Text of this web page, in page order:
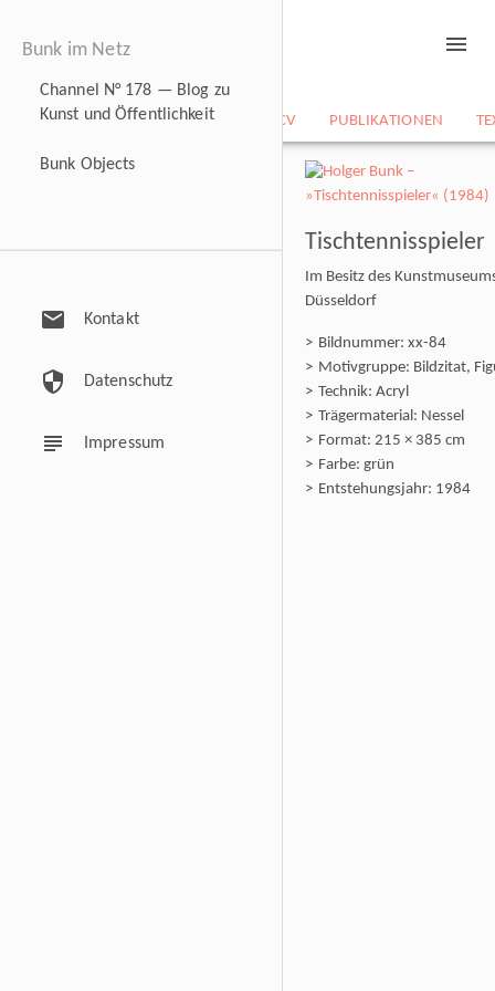
NEWS BILDARCHIV CV PUBLIKATIONEN
menu
Bunk im Netz
Channel N° 178 — Blog zu
Kunst und Öffentlichkeit
Bunk Objects
mail Kontakt
security Datenschutz
subject Impressum
Tischtennisspieler
Im Besitz des
Düsseldorf
Bildnummer: xx-84
Motivgruppe: Bildzitat,
Technik: Acryl
Trägermaterial: Nessel
Format: 215 × 385 cm
Farbe: grün
Entstehungsjahr: 1984